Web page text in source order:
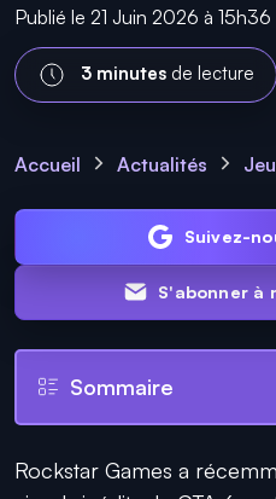
Publié le 21 Juin 2026 à 15h36
3 minutes de lecture
Accueil Actualités
Suivez-
S'abonner à
Sommaire
Rockstar Games a